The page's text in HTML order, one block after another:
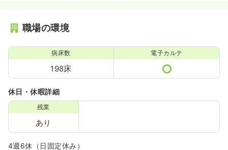
職場の環境
病床数
198床
電子カルテ
休日・休暇詳細
残業
あり
4週6休（日固定休み）